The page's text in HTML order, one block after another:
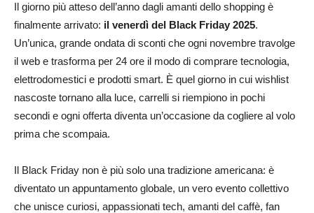
Il giorno più atteso dell’anno dagli amanti dello shopping è
finalmente arrivato: il venerdì del Black Friday 2025.
Un’unica, grande ondata di sconti che ogni novembre travolge
il web e trasforma per 24 ore il modo di comprare tecnologia,
elettrodomestici e prodotti smart. È quel giorno in cui wishlist
nascoste tornano alla luce, carrelli si riempiono in pochi
secondi e ogni offerta diventa un’occasione da cogliere al volo
prima che scompaia.
Il Black Friday non è più solo una tradizione americana: è
diventato un appuntamento globale, un vero evento collettivo
che unisce curiosi, appassionati tech, amanti del caffè, fan